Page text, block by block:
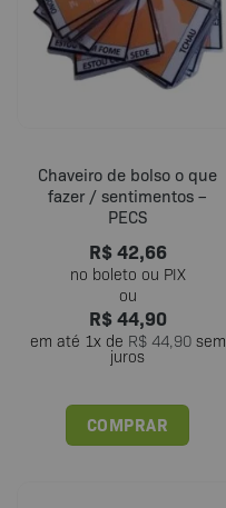
opções
podem
ser
escolhidas
produto
Chaveiro de bolso o que
fazer / sentimentos –
PECS
R$42,66
R$44,90
em até 1x de R$44,90sem
juros
COMPRAR
Este